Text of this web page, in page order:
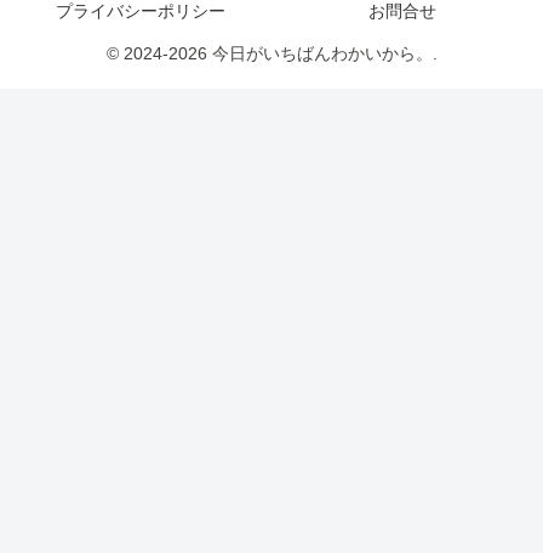
プライバシーポリシー
お問合せ
© 2024-2026 今日がいちばんわかいから。.